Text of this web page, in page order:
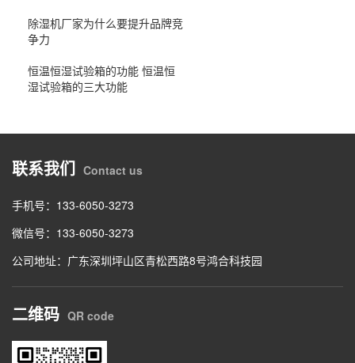
除湿机厂家为什么要提升品牌竞
争力
恒温恒湿试验箱的功能 恒温恒
湿试验箱的三大功能
联系我们 Contact us
手机号：133-6050-3273
微信号：133-6050-3273
公司地址：广东深圳坪山区青松西路8号鸿合科技园
二维码 QR code